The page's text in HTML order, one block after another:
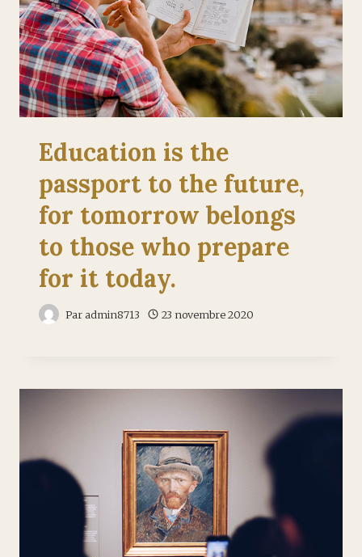
Education is the
passport to the future,
for tomorrow belongs
to those who prepare
for it today.
Paradmin8713 23 novembre 2020